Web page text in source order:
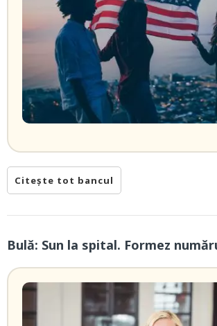
Citește tot bancul
Bulă: Sun la spital. Formez